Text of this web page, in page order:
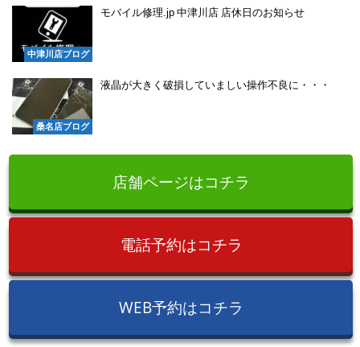
中津川店ブログ
モバイル修理.jp 中津川店 店休日のお知らせ
桑名店ブログ
液晶が大きく破損していましい操作不良に・・・
店舗ページはコチラ
電話予約はコチラ
WEB予約はコチラ